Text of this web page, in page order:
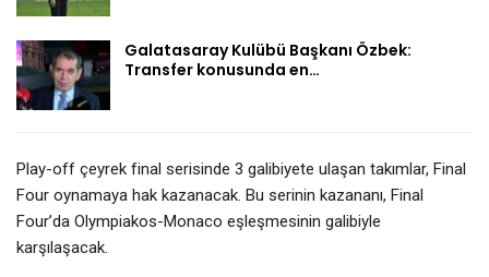
Galatasaray Kulübü Başkanı Özbek:
Transfer konusunda en…
Play-off çeyrek final serisinde 3 galibiyete ulaşan takımlar, Final
Four oynamaya hak kazanacak. Bu serinin kazananı, Final
Four’da Olympiakos-Monaco eşleşmesinin galibiyle
karşılaşacak.